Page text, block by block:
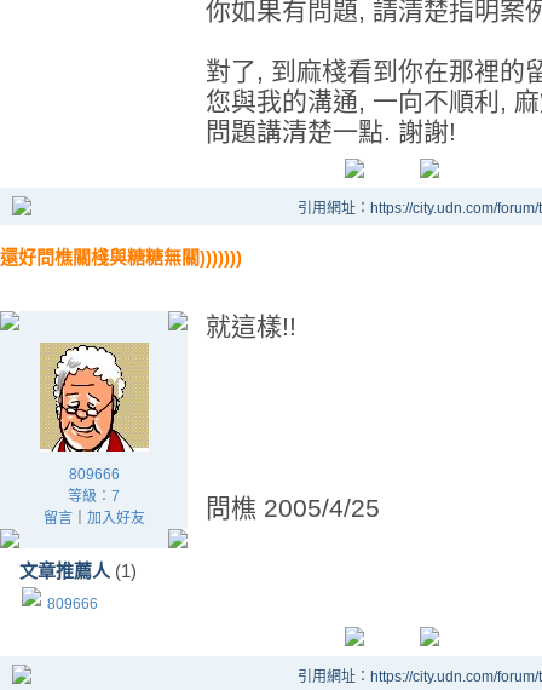
你如果有問題, 請清楚指明案
對了, 到麻棧看到你在那裡的
您與我的溝通, 一向不順利,
問題講清楚一點. 謝謝!
引用網址：https://city.udn.com/
還好問樵關棧與糖糖無關)))))))
809666
等級：7
留言｜ 加入好友
文章推薦人 (1)
809666
就這樣!!
問樵 2005/4/25
引用網址：https://city.udn.com/